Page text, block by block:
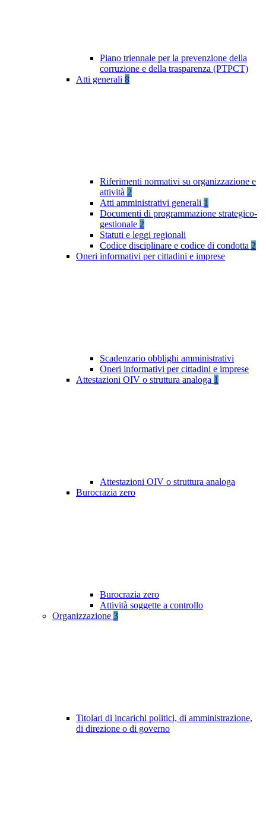
Piano triennale per la prevenzione della
corruzione e della trasparenza (PTPCT)
Atti generali 8
Riferimenti normativi su organizzazione e
attività 2
Atti amministrativi generali 1
Documenti di programmazione strategico-
gestionale 2
Statuti e leggi regionali
Codice disciplinare e codice di condotta 2
Oneri informativi per cittadini e imprese
Scadenzario obblighi amministrativi
Oneri informativi per cittadini e imprese
Attestazioni OIV o struttura analoga 1
Attestazioni OIV o struttura analoga
Burocrazia zero
Burocrazia zero
Attività soggette a controllo
Organizzazione 3
Titolari di incarichi politici, di amministrazione,
di direzione o di governo